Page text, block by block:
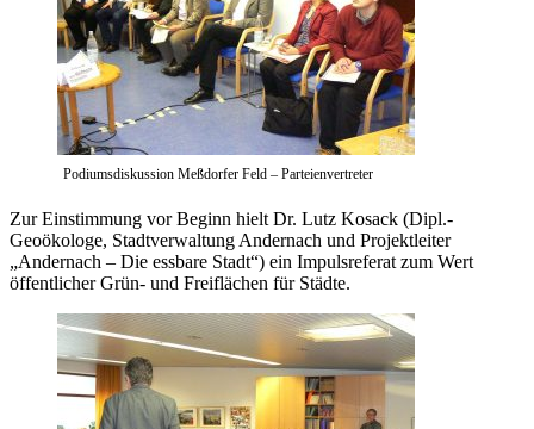
Podiumsdiskussion Meßdorfer Feld – Parteienvertreter
Zur Einstimmung vor Beginn hielt Dr. Lutz Kosack (Dipl.-
Geoökologe, Stadtverwaltung Andernach und Projektleiter
„Andernach – Die essbare Stadt“) ein Impulsreferat zum Wert
öffentlicher Grün- und Freiflächen für Städte.